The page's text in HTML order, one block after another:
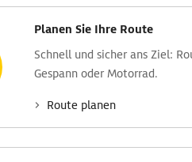
Planen Sie Ihre Route
Schnell und sicher ans Ziel:
Gespann oder Motorrad.
Route planen